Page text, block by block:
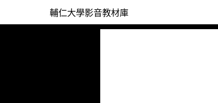
輔仁大學影音教材庫